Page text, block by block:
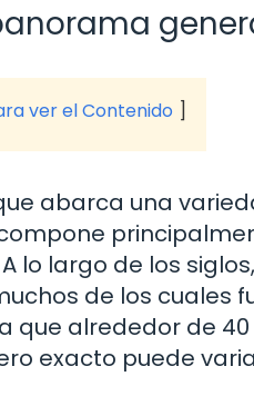
ver el Contenido
abarca una
lo largo de los
de los cuales
que alrededor de
exacto puede